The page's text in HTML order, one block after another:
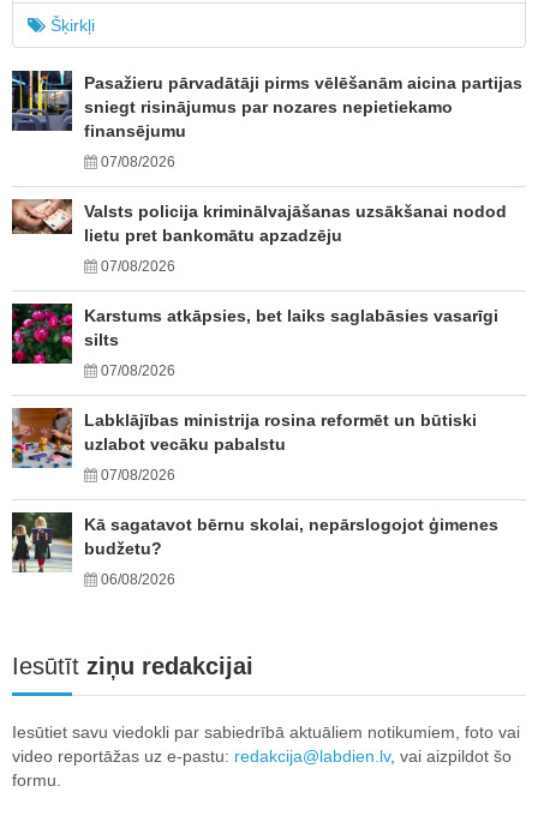
Šķirkļi
Pasažieru pārvadātāji pirms vēlēšanām aicina partijas
sniegt risinājumus par nozares nepietiekamo
finansējumu
07/08/2026
Valsts policija kriminālvajāšanas uzsākšanai nodod
lietu pret bankomātu apzadzēju
07/08/2026
Karstums atkāpsies, bet laiks saglabāsies vasarīgi
silts
07/08/2026
Labklājības ministrija rosina reformēt un būtiski
uzlabot vecāku pabalstu
07/08/2026
Kā sagatavot bērnu skolai, nepārslogojot ģimenes
budžetu?
06/08/2026
Iesūtīt ziņu redakcijai
Iesūtiet savu viedokli par sabiedrībā aktuāliem notikumiem, foto vai
video reportāžas uz e-pastu: redakcija@labdien.lv, vai aizpildot šo
formu.